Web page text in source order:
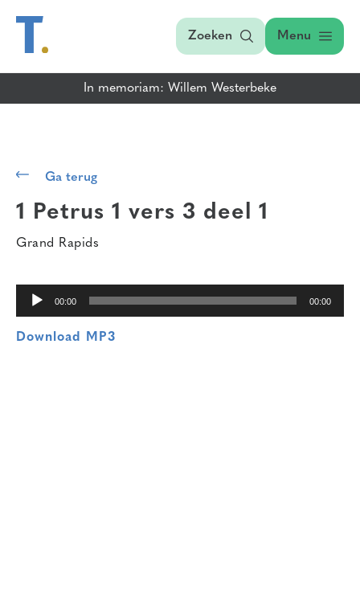
Zoeken Menu
In memoriam: Willem Westerbeke
Ga terug
1 Petrus 1 vers 3 deel 1
Grand Rapids
00:00 00:00
Download MP3